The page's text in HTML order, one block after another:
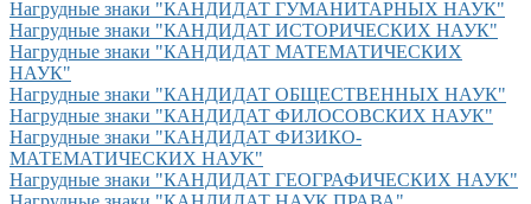
Нагрудные знаки "КАНДИДАТ ГУМАНИТАРНЫХ НАУК"
Нагрудные знаки "КАНДИДАТ ИСТОРИЧЕСКИХ НАУК"
Нагрудные знаки "КАНДИДАТ МАТЕМАТИЧЕСКИХ
НАУК"
Нагрудные знаки "КАНДИДАТ ОБЩЕСТВЕННЫХ НАУК"
Нагрудные знаки "КАНДИДАТ ФИЛОСОВСКИХ НАУК"
Нагрудные знаки "КАНДИДАТ ФИЗИКО-
МАТЕМАТИЧЕСКИХ НАУК"
Нагрудные знаки "КАНДИДАТ ГЕОГРАФИЧЕСКИХ НАУК"